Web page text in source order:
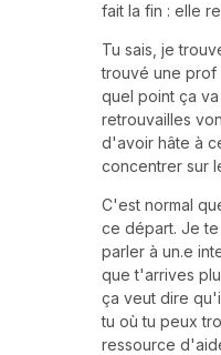
fait la fin : elle
Tu sais, je
trouvé une prof
quel point ça
retrouvailles
d'avoir hâte à
concentrer sur
C'est normal
ce départ. Je
parler à un.e
que t'arrives
ça veut dire
tu où tu peux
ressource